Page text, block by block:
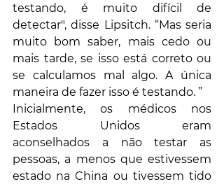
testando, é muito difícil de
detectar", disse Lipsitch. “Mas seria
muito bom saber, mais cedo ou
mais tarde, se isso está correto ou
se calculamos mal algo. A única
maneira de fazer isso é testando. ”
Inicialmente, os médicos nos
Estados Unidos eram
aconselhados a não testar as
pessoas, a menos que estivessem
estado na China ou tivessem tido